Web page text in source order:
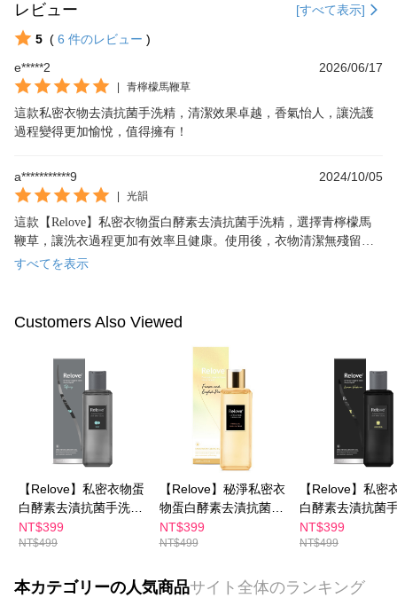
レビュー [すべて表示]
5 ( 6 件のレビュー )
e*****2
2026/06/17
青檸檬馬鞭草
這款私密衣物去漬抗菌手洗精，清潔效果卓越，香氣怡人，讓洗護
過程變得更加愉悅，值得擁有！
a***********9 2024/10/05
光韻
這款【Relove】私密衣物蛋白酵素去漬抗菌手洗精，選擇青檸檬馬
鞭草，讓洗衣過程更加有效率且健康。使用後，衣物清潔無殘留，
令人滿意。
すべてを表示
Customers Also Viewed
【Relove】私密衣物蛋
白酵素去漬抗菌手洗精
220ml(蒂芬妮藍)1瓶
NT$399
NT$499
【Relove】秘淨私密衣
物蛋白酵素去漬抗菌手
洗精220ml(英國梨與小
蒼蘭)1瓶
NT$399
NT$499
【Relove】私密
白酵素去漬抗菌
220ml(青檸檬馬
瓶
NT$399
NT$499
本カテゴリーの人気商品サイト全体のランキング